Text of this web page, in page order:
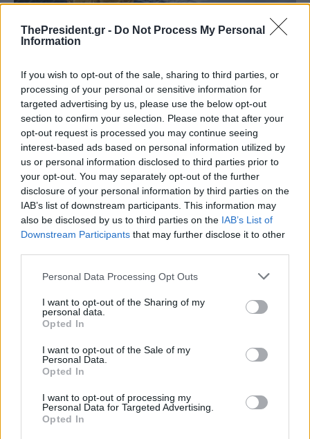
ThePresident.gr - Do Not Process My Personal
Information
If you wish to opt-out of the sale, sharing to third parties, or
processing of your personal or sensitive information for
targeted advertising by us, please use the below opt-out
section to confirm your selection. Please note that after your
opt-out request is processed you may continue seeing
interest-based ads based on personal information utilized by
us or personal information disclosed to third parties prior to
your opt-out. You may separately opt-out of the further
disclosure of your personal information by third parties on the
IAB’s list of downstream participants. This information may
also be disclosed by us to third parties on the IAB’s List of
Downstream Participants that may further disclose it to other
Personal Data Processing Opt Outs
I want to opt-out of the Sharing of my
personal data.
Opted In
I want to opt-out of the Sale of my
Personal Data.
Opted In
I want to opt-out of processing my
Personal Data for Targeted Advertising.
Opted In